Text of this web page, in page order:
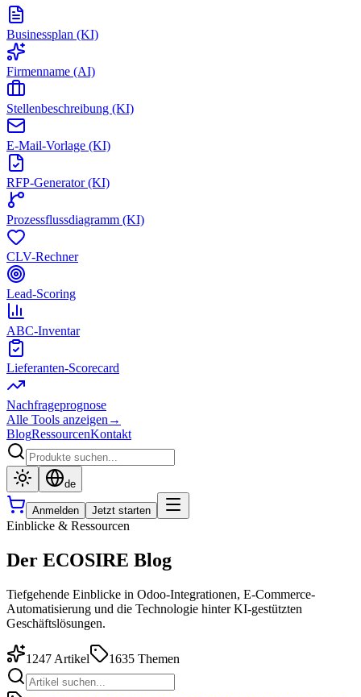
Businessplan (KI)
Firmenname (AI)
Stellenbeschreibung (KI)
E-Mail-Vorlage (KI)
RFP-Generator (KI)
Prozessflussdiagramm (KI)
CLV-Rechner
Lead-Scoring
ABC-Inventar
Lieferanten-Scorecard
Nachfrageprognose
Alle Tools anzeigen →
BlogRessourcenKontakt
de
Anmelden Jetzt starten
Einblicke & Ressourcen
Der ECOSIRE Blog
Tiefgehende Einblicke in Odoo-Integrationen, E-Commerce-
Automatisierung und die Technologie hinter KI-gestützten
Geschäftslösungen.
1247 Artikel 1635 Themen